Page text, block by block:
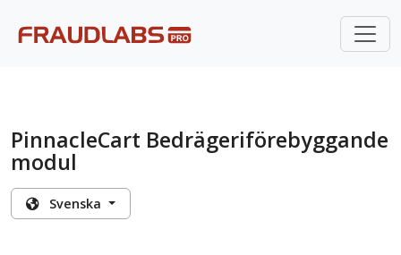
PinnacleCart Bedrägeriförebyggande
modul
Svenska